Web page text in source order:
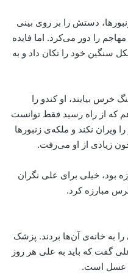
دستش را بر روی بینی
را دور می‌کرد. اما فایده
سنگین خود را تکان داد و به
خرس بیایند، او کندو را
که از راه رسید فقط توانست
ویران نکند و ملکه‌ی زنبورها
زیادی از او می‌رفت.
بود، خیلی برای علی نگران
مبارزه کرد.
به خانه‌ی آن‌ها بردند. پزشک
گفت که باید به علی هر روز
عسل است.